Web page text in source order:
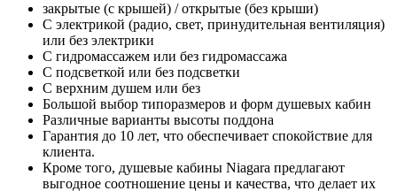
закрытые (с крышей) / открытые (без крыши)
С электрикой (радио, свет, принудительная вентиляция)
или без электрики
С гидромассажем или без гидромассажа
С подсветкой или без подсветки
С верхним душем или без
Большой выбор типоразмеров и форм душевых кабин
Различные варианты высоты поддона
Гарантия до 10 лет, что обеспечивает спокойствие для
клиента.
Кроме того, душевые кабины Niagara предлагают
выгодное соотношение цены и качества, что делает их